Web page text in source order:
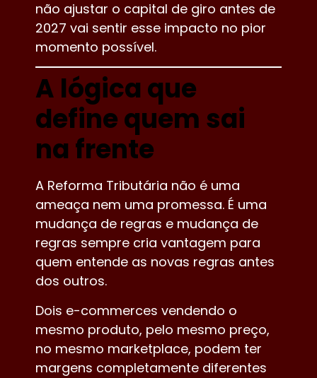
não ajustar o capital de giro antes de
2027 vai sentir esse impacto no pior
momento possível.
A lógica que
define quem sai
na frente
A Reforma Tributária não é uma
ameaça nem uma promessa. É uma
mudança de regras e mudança de
regras sempre cria vantagem para
quem entende as novas regras antes
dos outros.
Dois e-commerces vendendo o
mesmo produto, pelo mesmo preço,
no mesmo marketplace, podem ter
margens completamente diferentes